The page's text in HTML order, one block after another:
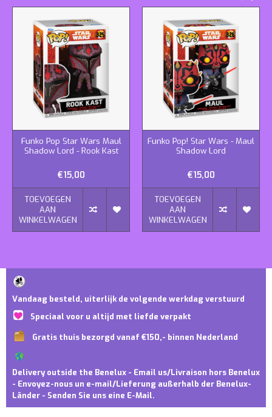
Funko Pop Star Wars Maul
Shadow Lord - Rook Kast
€15,00
TOEVOEGEN
AAN
WINKELWAGEN
Funko Pop! Star Wars - Maul
Shadow Lord
€15,00
TOEVOEGEN
AAN
WINKELWAGEN
Vandaag besteld, uiterlijk de volgende werkdag verstuurd
Speciaal voor u altijd met liefde verpakt
Gratis thuis bezorgd vanaf €150,- binnen Nederland
Delivery outside the Benelux - Email us/Livraison hors Benelux
- Envoyez-nous un e-mail/Lieferung außerhalb der Benelux-
Länder - Senden Sie uns eine E-Mail.